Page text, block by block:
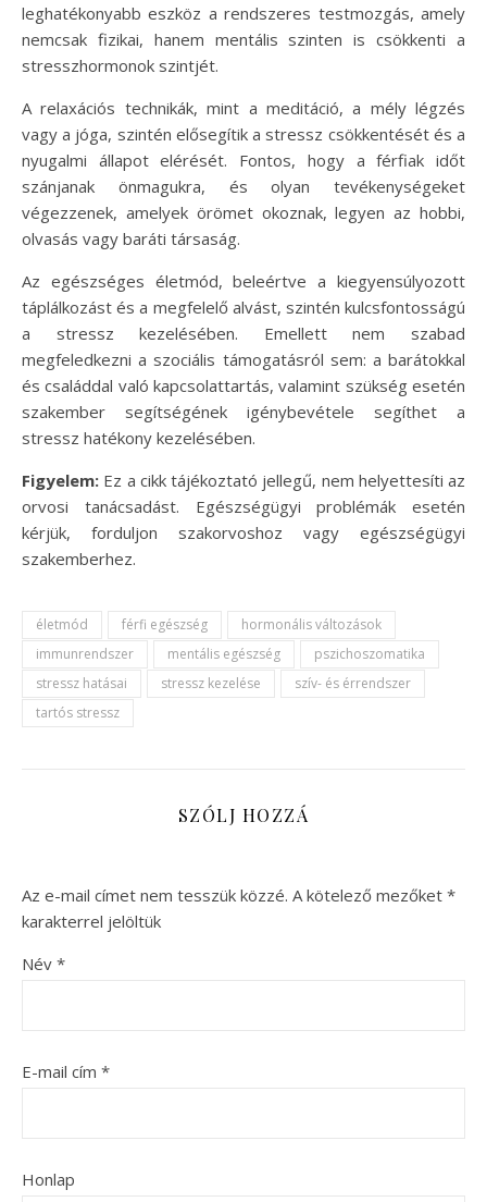
leghatékonyabb eszköz a rendszeres testmozgás, amely
nemcsak fizikai, hanem mentális szinten is csökkenti a
stresszhormonok szintjét.
A relaxációs technikák, mint a meditáció, a mély légzés
vagy a jóga, szintén elősegítik a stressz csökkentését és a
nyugalmi állapot elérését. Fontos, hogy a férfiak időt
szánjanak önmagukra, és olyan tevékenységeket
végezzenek, amelyek örömet okoznak, legyen az hobbi,
olvasás vagy baráti társaság.
Az egészséges életmód, beleértve a kiegyensúlyozott
táplálkozást és a megfelelő alvást, szintén kulcsfontosságú
a stressz kezelésében. Emellett nem szabad
megfeledkezni a szociális támogatásról sem: a barátokkal
és családdal való kapcsolattartás, valamint szükség esetén
szakember segítségének igénybevétele segíthet a
stressz hatékony kezelésében.
Figyelem: Ez a cikk tájékoztató jellegű, nem helyettesíti az
orvosi tanácsadást. Egészségügyi problémák esetén
kérjük, forduljon szakorvoshoz vagy egészségügyi
szakemberhez.
életmód férfi egészség
hormonális változások
immunrendszer
mentális egészség
pszichoszomatika
stressz hatásai
stressz kezelése
szív- és érrendszer
tartós stressz
SZÓLJ HOZZÁ
Az e-mail címet nem tesszük közzé. A kötelező mezőket *
karakterrel jelöltük
Név *
E-mail cím *
Honlap